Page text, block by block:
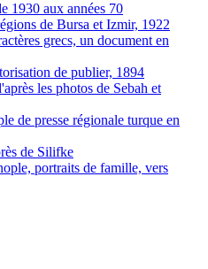
1930 aux années 70
de Bursa et Izmir, 1922
grecs, un document en
de publier, 1894
les photos de Sebah et
de presse régionale turque en
de Silifke
portraits de famille, vers